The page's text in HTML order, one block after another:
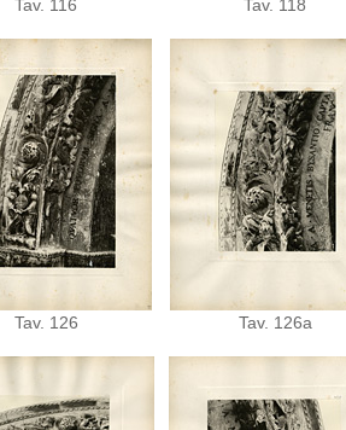
Tav. 116 Tav. 118
Tav. 126 Tav. 126a